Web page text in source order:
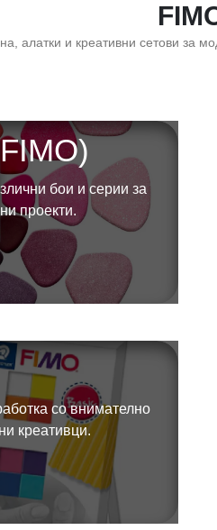
алатки и креативни сетови за
бои и серии за
проекти.
со внимателно
креативци.
ЛИНКОВИ
Услови за користење
За нас
Рекламации
Заштита на податоци
Нашите локации